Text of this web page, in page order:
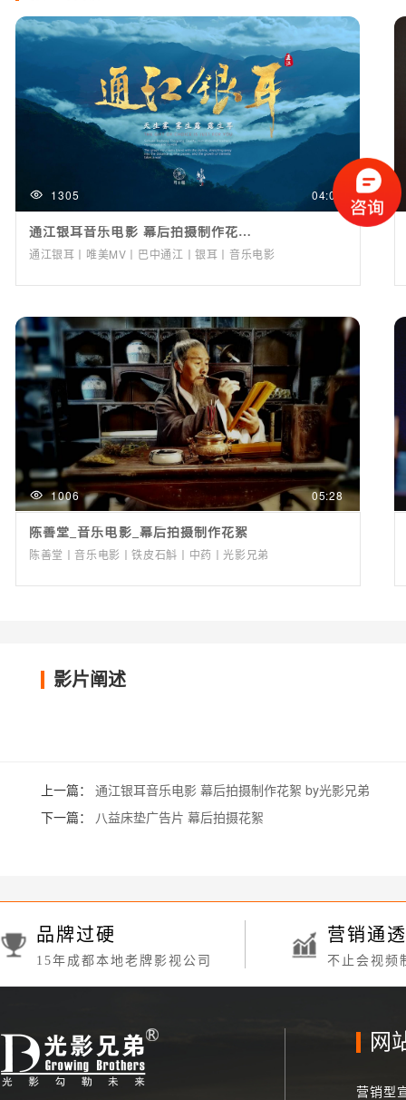
1305 04:04
通江银耳音乐电影 幕后拍摄制作花絮 by光影兄弟
通江银耳丨唯美MV丨巴中通江丨银耳丨音乐电影
1006 05:28
陈善堂_音乐电影_幕后拍摄制作花絮
陈善堂丨音乐电影丨铁皮石斛丨中药丨光影兄弟
影片阐述
上一篇： 通江银耳音乐电影 幕后拍摄制作花絮 by光影兄弟
下一篇： 八益床垫广告片 幕后拍摄花絮
品牌过硬
15年成都本地老牌影视公司
营销通
不止会视频
网
营销型